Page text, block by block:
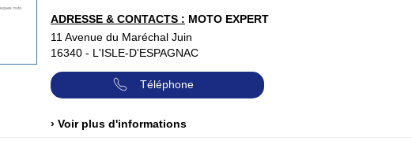
ADRESSE & CONTACTS : MOTO EXPERT
11 Avenue du Maréchal Juin
16340 - L'ISLE-D'ESPAGNAC
Téléphone
› Voir plus d'informations